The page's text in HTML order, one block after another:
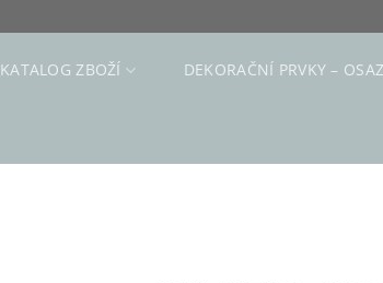
KATALOG ZBOŽÍ
DEKORAČNÍ PRVKY –